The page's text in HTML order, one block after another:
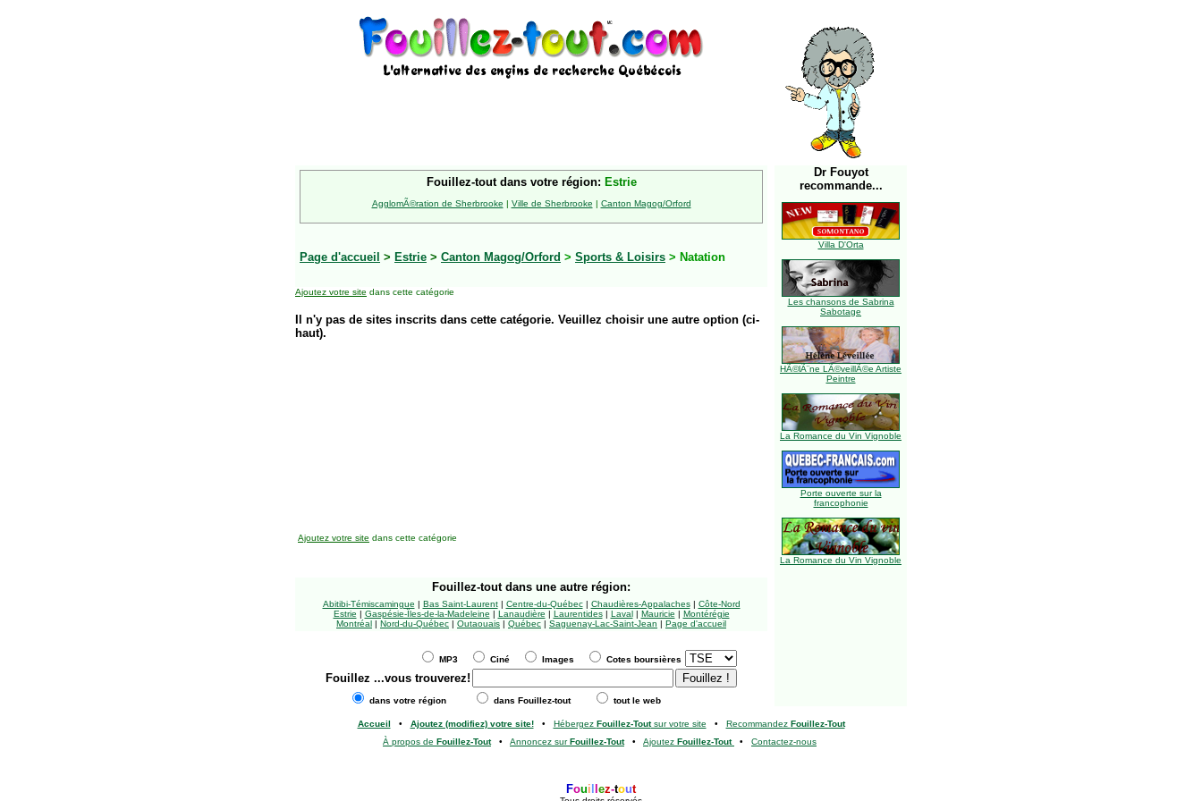
Fouillez-tout dans votre région: Estrie
AgglomÃ©ration de Sherbrooke | Ville de Sherbrooke | Canton Magog/Orford
Page d'accueil > Estrie > Canton Magog/Orford > Sports & Loisirs > Natation
Ajoutez votre site dans cette catégorie
Il n'y pas de sites inscrits dans cette catégorie. Veuillez choisir une autre option (ci-
haut).
Dr Fouyot
recommande...
Villa D'Orta
Les chansons de Sabrina
Sabotage
HÃ©lÃ¨ne LÃ©veillÃ©e Artiste
Peintre
La Romance du Vin Vignoble
Porte ouverte sur la
francophonie
La Romance du Vin Vignoble
Ajoutez votre site dans cette catégorie
Fouillez-tout dans une autre région:
Abitibi-Témiscamingue | Bas Saint-Laurent| Centre-du-Québec| Chaudières-Appalaches| Côte-Nord
Estrie | Gaspésie-Îles-de-la-Madeleine | Lanaudière | Laurentides| Laval| Mauricie | Montérégie
Montréal | Nord-du-Québec | Outaouais | Québec | Saguenay-Lac-Saint-Jean | Page d'accueil
MP3 Ciné Images Cotes boursières
Fouillez ...vous trouverez!
dans votre région dans Fouillez-tout tout le web
Accueil • Ajoutez (modifiez) votre site!• Hébergez Fouillez-Toutsur votre site • Recommandez Fouillez-Tout
À propos de Fouillez-Tout• Annoncez surFouillez-Tout• Ajoutez Fouillez-Tout • Contactez-nous
Foui ez-tout